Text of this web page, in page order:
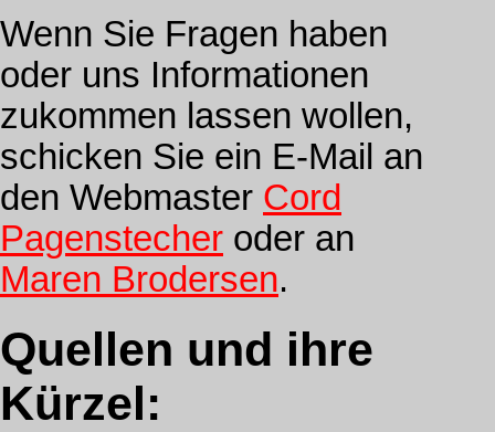
Wenn Sie Fragen haben
oder uns Informationen
zukommen lassen wollen,
schicken Sie ein E-Mail an
den Webmaster Cord
Pagenstecher oder an
Maren Brodersen.
Quellen und ihre
Kürzel: